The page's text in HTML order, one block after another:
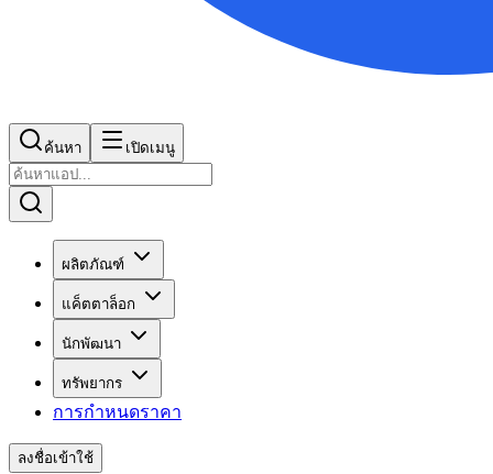
ค้นหา เปิดเมนู
ผลิตภัณฑ์
แค็ตตาล็อก
นักพัฒนา
ทรัพยากร
การกำหนดราคา
ลงชื่อเข้าใช้